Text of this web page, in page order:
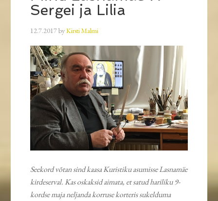
Sergei ja Lilia
12.7.2017byKirsti Malmi
Seekord võtan sind kaasa Kuristiku asumisse Lasnamäe
kirdeserval. Kas oskaksid aimata, et satud hariliku 9-
kordse maja neljanda korruse korteris sukelduma